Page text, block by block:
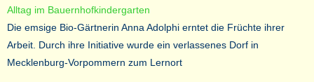
Alltag im Bauernhofkindergarten
Die emsige Bio-Gärtnerin Anna Adolphi erntet die Früchte ihrer
Arbeit. Durch ihre Initiative wurde ein verlassenes Dorf in
Mecklenburg-Vorpommern zum Lernort